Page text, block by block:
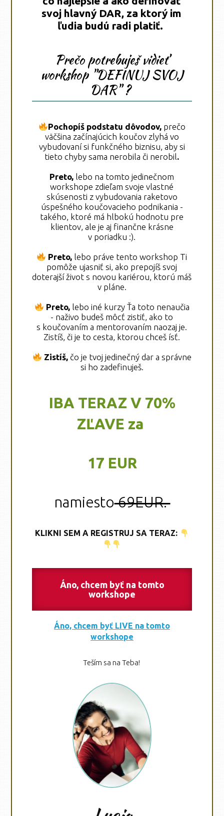
svoj hlavný DAR, za ktorý im
ľudia budú radi platiť.
Prečo potrebuješ vidieť
workshop "DEFINUJ SVOJ
DAR" ?
Pochopíš podstatu dôvodov, prečo
väčšina začínajúcich koučov zlyhá vo
vybudovaní si funkčného biznisu, aby si
tieto chyby sama nerobila či nerobil.
Preto, lebo na tomto jedinečnom
workshope zdieľam svoje vlastné
skúsenosti z vybudovania raketovo
úspešného koučovacieho podnikania -
takého, ktoré má hlbokú hodnotu pre
klientov, ale je aj finančne krásne
v poriadku :).
Preto, lebo práve tento workshop Ti
pomôže ujasniť si, ako prepojíš svoj
doterajší život s novou kariérou, ktorú máš
v pláne.
Preto,lebo iné kurzy Ťa toto nenaučia
- naživo budeš môcť zistiť, ako to
s koučovaním a mentorovaním naozaj je.
Zistíš, či je to cesta, ktorou chceš ísť.
Zistíš,čo je tvoj jedinečný dar a správne
si ho zadefinuješ.
IBA TERAZ V 70%
ZĽAVE za
17 EUR
namiesto69EUR.
KLIKNI SEM A REGISTRUJ SA TERAZ:
Áno, chcem byť na tomto
workshope
Áno, chcem byť LIVE na tomto
workshope
Teším sa na Teba!